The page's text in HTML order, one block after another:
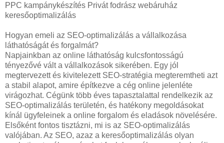
PPC kampánykészítés Privát fodrász webáruház
keresőoptimalizálás
Hogyan emeli az SEO-optimalizálás a vállalkozása
láthatóságát és forgalmát?
Napjainkban az online láthatóság kulcsfontosságú
tényezővé vált a vállalkozások sikerében. Egy jól
megtervezett és kivitelezett SEO-stratégia megteremtheti azt
a stabil alapot, amire építkezve a cég online jelenléte
virágozhat. Cégünk több éves tapasztalattal rendelkezik az
SEO-optimalizálás területén, és hatékony megoldásokat
kínál ügyfeleinek a online forgalom és eladások növelésére.
Elsőként fontos tisztázni, mi is az SEO-optimalizálás
valójában. Az SEO, azaz a keresőoptimalizálás olyan